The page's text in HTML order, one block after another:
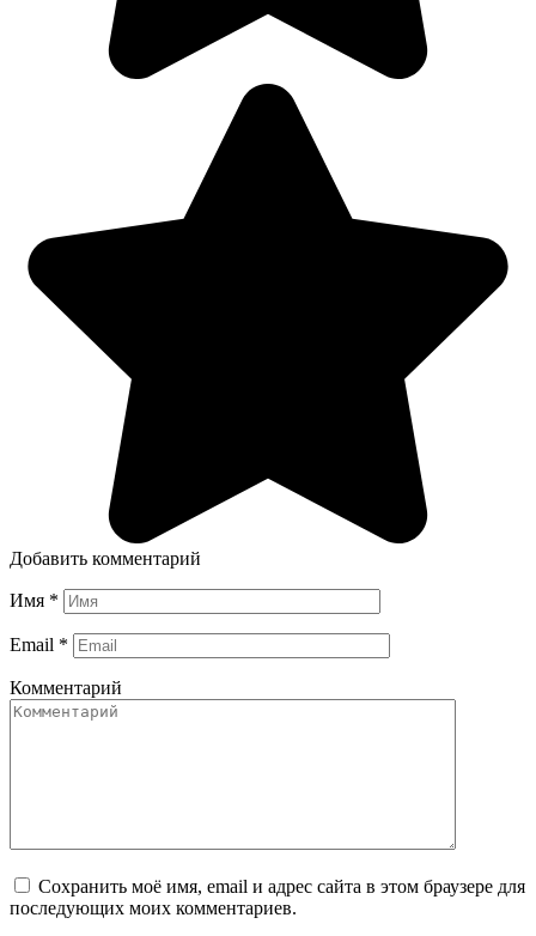
Добавить комментарий
Имя *
Email *
Комментарий
Сохранить моё имя, email и адрес сайта в этом браузере для
последующих моих комментариев.